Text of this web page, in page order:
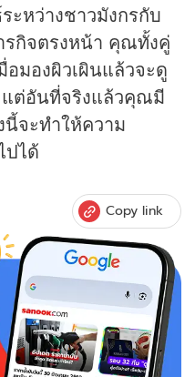
หว่างชาวมังกรกับ
รกิจตรงหน้า คุณทั้งคู่
มองผิวเผินแล้วจะดู
ต่อันที่จริงแล้วคุณมี
นี้จะทำให้ความ
ได้
Copy link